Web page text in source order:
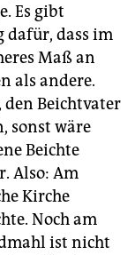
Es gibt
dafür, dass im
Maß an
als andere.
den Beichtvater
sonst wäre
Beichte
Also: Am
Kirche
Noch am
ist nicht